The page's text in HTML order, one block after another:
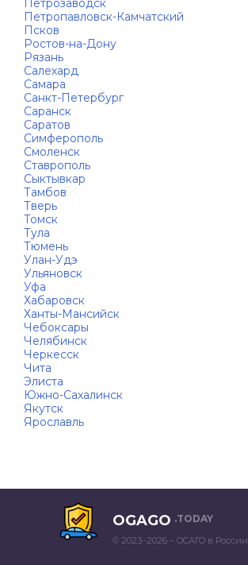
Петрозаводск
Петропавловск-Камчатский
Псков
Ростов-на-Дону
Рязань
Салехард
Самара
Санкт-Петербург
Саранск
Саратов
Симферополь
Смоленск
Ставрополь
Сыктывкар
Тамбов
Тверь
Томск
Тула
Тюмень
Улан-Удэ
Ульяновск
Уфа
Хабаровск
Ханты-Мансийск
Чебоксары
Челябинск
Черкесск
Чита
Элиста
Южно-Сахалинск
Якутск
Ярославль
OGAGO .TODAY
© 2023–2026 – ОСАГО в России